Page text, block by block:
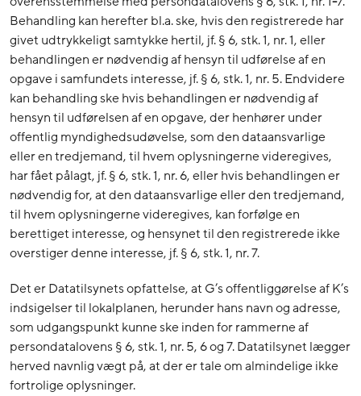
Behandling kan herefter bl.a. ske, hvis den registrerede har
givet udtrykkeligt samtykke hertil, jf. § 6, stk. 1, nr. 1, eller
behandlingen er nødvendig af hensyn til udførelse af en
opgave i samfundets interesse, jf. § 6, stk. 1, nr. 5. Endvidere
kan behandling ske hvis behandlingen er nødvendig af
hensyn til udførelsen af en opgave, der henhører under
offentlig myndighedsudøvelse, som den dataansvarlige
eller en tredjemand, til hvem oplysningerne videregives,
har fået pålagt, jf. § 6, stk. 1, nr. 6, eller hvis behandlingen er
nødvendig for, at den dataansvarlige eller den tredjemand,
til hvem oplysningerne videregives, kan forfølge en
berettiget interesse, og hensynet til den registrerede ikke
overstiger denne interesse, jf. § 6, stk. 1, nr. 7.
Det er Datatilsynets opfattelse, at G’s offentliggørelse af K’s
indsigelser til lokalplanen, herunder hans navn og adresse,
som udgangspunkt kunne ske inden for rammerne af
persondatalovens § 6, stk. 1, nr. 5, 6 og 7. Datatilsynet lægger
herved navnlig vægt på, at der er tale om almindelige ikke
fortrolige oplysninger.